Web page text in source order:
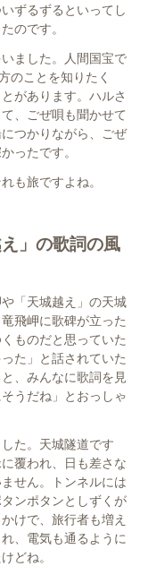
ずるずるといってし
のです。
ました。人間国宝で
のことを知りたく
があります。ハルさ
、ごぜ唄も聞かせて
つかりながら、ごぜ
ったです。
も旅ですよね。
」の歌詞の風
「天城越え」の天城
飛岬に歌碑が立った
ものだと思っていた
た」と話されていた
、みんなに歌詞を見
うだね」とおっしゃ
た。天城隧道です
覆われ、日も差さな
せん。トンネルには
ンポタンとしずくが
けで、旅行者も増え
、電気も通るように
どね。